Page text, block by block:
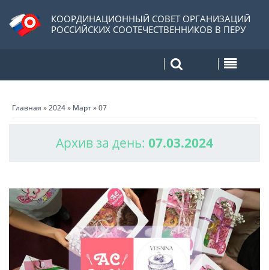
КООРДИНАЦИОННЫЙ СОВЕТ ОРГАНИЗАЦИЙ
РОССИЙСКИХ СООТЕЧЕСТВЕННИКОВ В ПЕРУ
Главная »2024» Март»07
Архив за день: 07.03.2024